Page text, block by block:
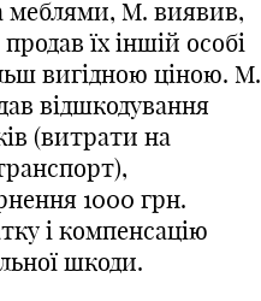
меблями, М. виявив,
їх іншій особі
вигідною ціною. М.
відшкодування
(витрати на
1000 грн.
і компенсацію
шкоди.